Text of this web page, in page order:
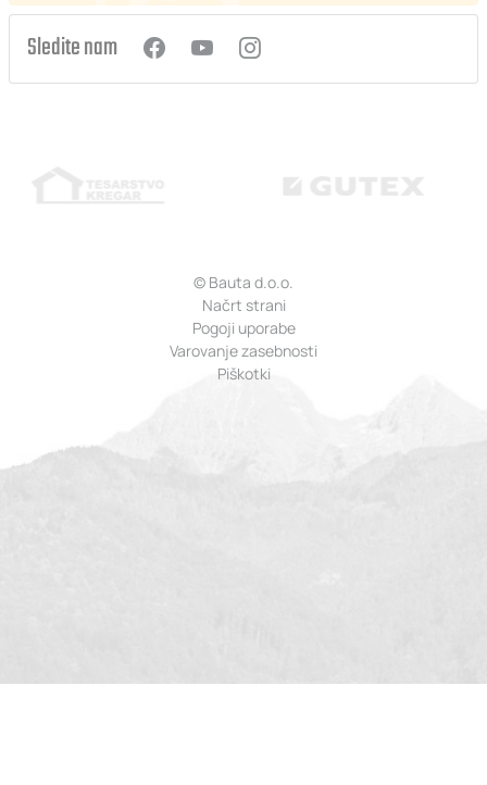
Sledite nam
© Bauta d.o.o.
Načrt strani
Pogoji uporabe
Varovanje zasebnosti
Piškotki